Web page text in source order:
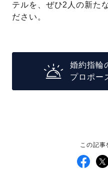
テルを、ぜひ2人の新た
ださい。
婚約指輪
プロポー
この記事